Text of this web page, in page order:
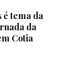
tema da
da
Cotia